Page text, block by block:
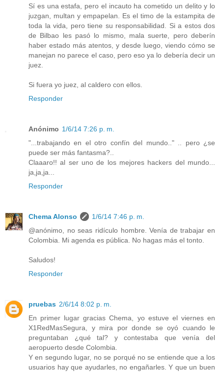
Sí es una estafa, pero el incauto ha cometido un delito y lo
juzgan, multan y empapelan. Es el timo de la estampita de
toda la vida, pero tiene su responsabilidad. Si a estos dos
de Bilbao les pasó lo mismo, mala suerte, pero deberín
haber estado más atentos, y desde luego, viendo cómo se
manejan no parece el caso, pero eso ya lo debería decir un
juez.
Si fuera yo juez, al caldero con ellos.
Responder
Anónimo 1/6/14 7:26 p. m.
"...trabajando en el otro confín del mundo.." .. pero ¿se
puede ser más fantasma?..
Claaaro!! al ser uno de los mejores hackers del mundo...
ja,ja,ja...
Responder
Chema Alonso
1/6/14 7:46 p. m.
@anónimo, no seas ridículo hombre. Venía de trabajar en
Colombia. Mi agenda es pública. No hagas más el tonto.
Saludos!
Responder
pruebas 2/6/14 8:02 p. m.
En primer lugar gracias Chema, yo estuve el viernes en
X1RedMasSegura, y mira por donde se oyó cuando le
preguntaban ¿qué tal? y contestaba que venía del
aeropuerto desde Colombia.
Y en segundo lugar, no se porqué no se entiende que a los
usuarios hay que ayudarles, no engañarles. Y que un buen